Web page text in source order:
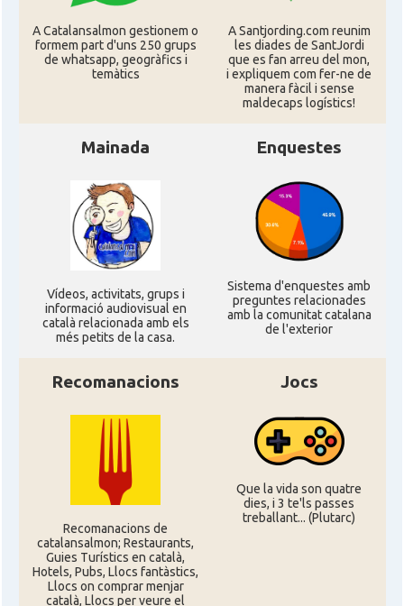
A Catalansalmon gestionem o
formem part d'uns 250 grups
de whatsapp, geogràfics i
temàtics
A Santjording.com reunim
les diades de SantJordi
que es fan arreu del mon,
i expliquem com fer-ne de
manera fàcil i sense
maldecaps logí­stics!
Mainada
Ví­deos, activitats, grups i
informació audiovisual en
català relacionada amb els
més petits de la casa.
Enquestes
Sistema d'enquestes amb
preguntes relacionades
amb la comunitat catalana
de l'exterior
Recomanacions
Recomanacions de
catalansalmon; Restaurants,
Guies Turístics en català,
Hotels, Pubs, Llocs fantàstics,
Llocs on comprar menjar
català, Llocs per veure el
Jocs
Que la vida son quatre
dies, i 3 te'ls passes
treballant... (Plutarc)